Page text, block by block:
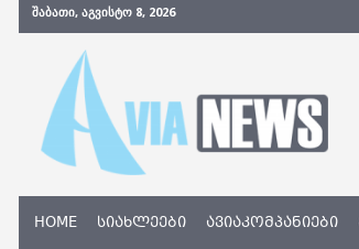
ᲨᲐᲑᲐᲗᲘ, ᲐᲒᲕᲘᲡᲢᲝ 8, 2026
N
w
s
HOME ᲡᲘᲐᲮᲚᲔᲔᲑᲘ ᲐᲕᲘᲐᲙᲝᲛᲞᲐᲜᲘᲔᲑᲘ